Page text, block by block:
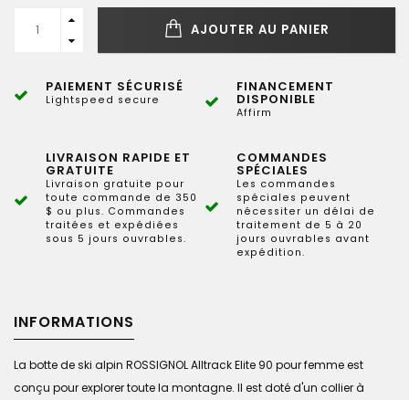
AJOUTER AU PANIER
PAIEMENT SÉCURISÉ
Lightspeed secure
FINANCEMENT
DISPONIBLE
Affirm
LIVRAISON RAPIDE ET
GRATUITE
Livraison gratuite pour
toute commande de 350
$ ou plus. Commandes
traitées et expédiées
sous 5 jours ouvrables.
COMMANDES
SPÉCIALES
Les commandes
spéciales peuvent
nécessiter un délai de
traitement de 5 à 20
jours ouvrables avant
expédition.
INFORMATIONS
La botte de ski alpin ROSSIGNOL Alltrack Elite 90 pour femme est
conçu pour explorer toute la montagne. Il est doté d'un collier à